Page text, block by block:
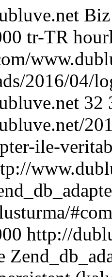
Biz
tr-TR
2016/04/
32
ile-
http://